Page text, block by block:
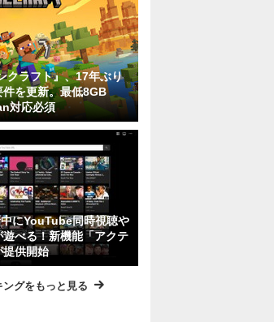
クラフト』、17年ぶり
件を更新。最低8GB
対応必須
にYouTube同時視聴や
遊べる！新機能「アクテ
提供開始
グをもっと見る